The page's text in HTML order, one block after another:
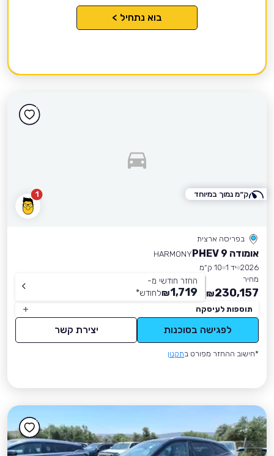
בוא נתחיל >
1
בפריסה ארצית
אומודה 9 PHEV
HARMONY
2026 יד 1
10 ק״מ
מחיר
230,157
₪
החזר חודשי מ-
1,719
₪לחודש*
תוספות לעיסקה
לפגישה בסוכנות יצירת קשר
*חישוב ההחזר מפורט בתקנון
ק״מ נמוך במיוחד